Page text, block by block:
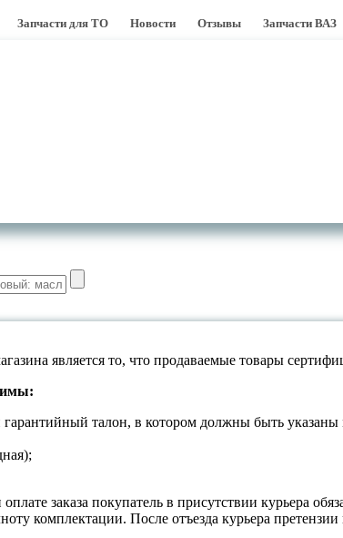
Запчасти для ТО Новости Отзывы Запчасти ВАЗ
является то, что продаваемые товары
талон, в котором должны быть
заказа покупатель в присутствии курьера
комплектации. После отъезда курьера